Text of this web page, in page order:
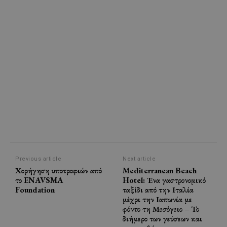
Previous article
Χορήγηση υποτροφιών από
το ENAVSMA
Foundation
Next article
Mediterranean Beach
Hotel: Ένα γαστρονομικό
ταξίδι από την Ιταλία
μέχρι την Ιαπωνία με
φόντο τη Μεσόγειο – Το
διήμερο των γεύσεων και